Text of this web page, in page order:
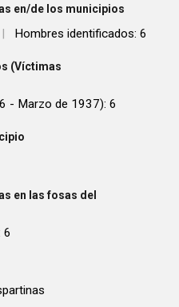
en/de los municipios
| Hombres identificados: 6
(Víctimas
- Marzo de 1937): 6
en las fosas del
6